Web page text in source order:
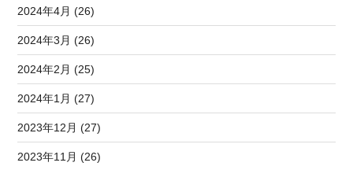
2024年4月 (26)
2024年3月 (26)
2024年2月 (25)
2024年1月 (27)
2023年12月 (27)
2023年11月 (26)